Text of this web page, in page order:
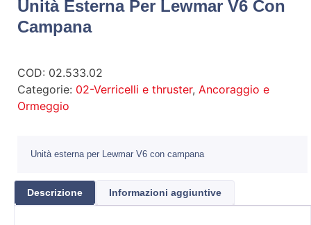
Unità Esterna Per Lewmar V6 Con
Campana
COD: 02.533.02
Categorie: 02-Verricelli e thruster, Ancoraggio e
Ormeggio
Unità esterna per Lewmar V6 con campana
Descrizione Informazioni aggiuntive